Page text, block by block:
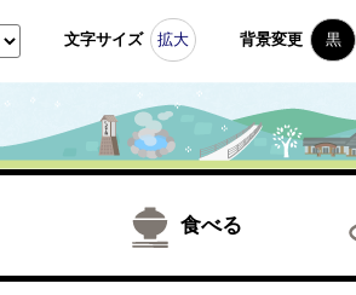
文字サイズ 拡大 背景変更 黒
食べる